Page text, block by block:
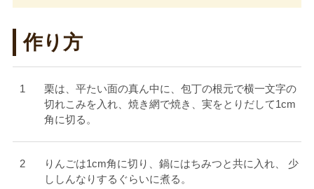
作り方
栗は、平たい面の真ん中に、包丁の根元で横一文字の
切れこみを入れ、焼き網で焼き、実をとりだして1cm
角に切る。
りんごは1cm角に切り、鍋にはちみつと共に入れ、 少
ししんなりするぐらいに煮る。